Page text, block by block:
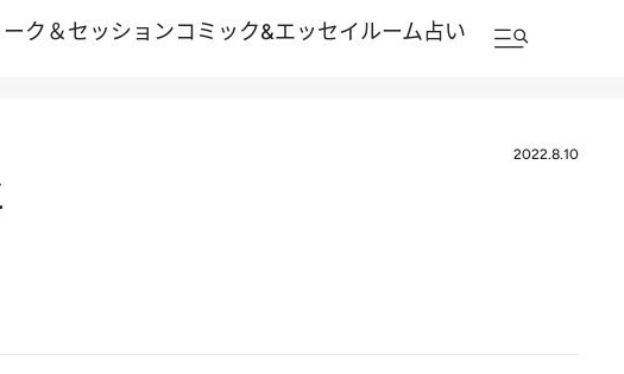
ーク＆セッションコミック&エッセイルーム占い
2022.8.10